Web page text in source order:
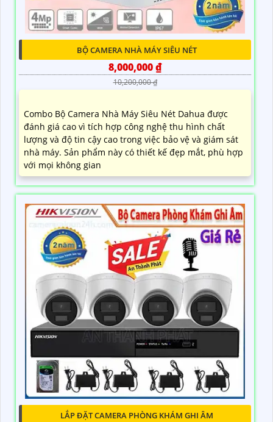
BỘ CAMERA NHÀ MÁY SIÊU NÉT
8,000,000 ₫
10,200,000 ₫
Combo Bộ Camera Nhà Máy Siêu Nét Dahua được
đánh giá cao vì tích hợp công nghệ thu hình chất
lượng và độ tin cậy cao trong việc bảo vệ và giám sát
nhà máy. Sản phẩm này có thiết kế đẹp mắt, phù hợp
với mọi không gian
LẮP ĐẶT CAMERA PHÒNG KHÁM GHI ÂM